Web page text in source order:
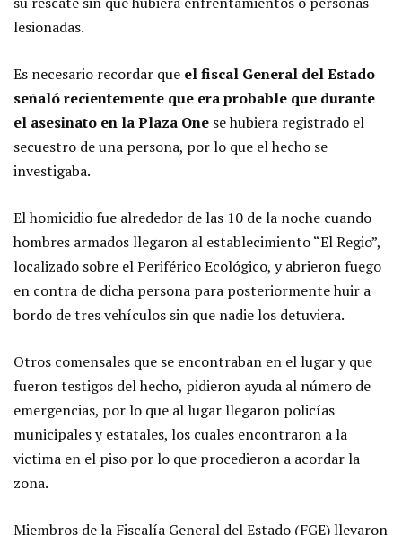
lesionadas.
Es necesario recordar que el fiscal General del Estado
señaló recientemente que era probable que durante
el asesinato en la Plaza One se hubiera registrado el
secuestro de una persona, por lo que el hecho se
investigaba.
El homicidio fue alrededor de las 10 de la noche cuando
hombres armados llegaron al establecimiento “El Regio”,
localizado sobre el Periférico Ecológico, y abrieron fuego
en contra de dicha persona para posteriormente huir a
bordo de tres vehículos sin que nadie los detuviera.
Otros comensales que se encontraban en el lugar y que
fueron testigos del hecho, pidieron ayuda al número de
emergencias, por lo que al lugar llegaron policías
municipales y estatales, los cuales encontraron a la
victima en el piso por lo que procedieron a acordar la
zona.
Miembros de la Fiscalía General del Estado (FGE) llevaron